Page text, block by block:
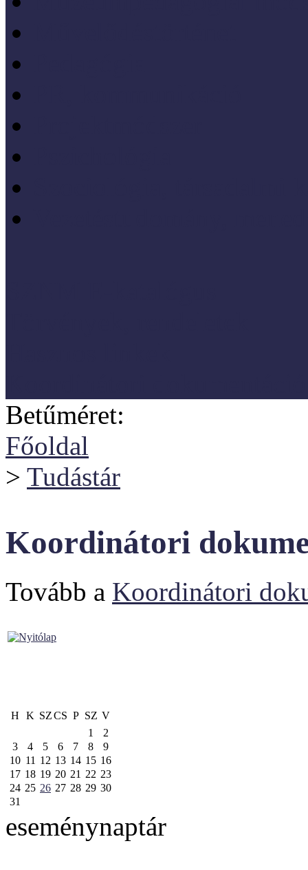
Betűméret:
Főoldal
> Tudástár
Koordinátori
Tovább a Koordinátori
H K SZCS P SZ V
1
2
3
4 5 6 7 8
9
10 11 12 13 14 15 16
17 18 19 20 21 22 23
24 25 26 27 28 29 30
31
eseménynaptár